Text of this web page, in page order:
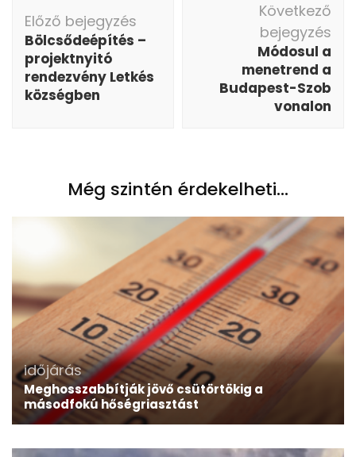
navigáció
Előző bejegyzés
Bölcsődeépítés –
projektnyitó
rendezvény Letkés
községben
Következő
bejegyzés
Módosul a
menetrend a
Budapest-Szob
vonalon
Még szintén érdekelheti...
időjárás
Meghosszabbítják jövő csütörtökig a
másodfokú hőségriasztást